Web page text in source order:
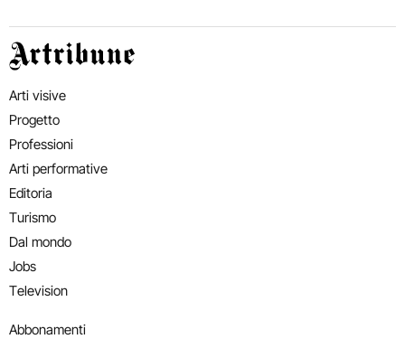
Artribune
Arti visive
Progetto
Professioni
Arti performative
Editoria
Turismo
Dal mondo
Jobs
Television
Abbonamenti